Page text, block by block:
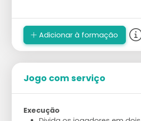
Adicionar à formação
Jogo com serviço
Execução